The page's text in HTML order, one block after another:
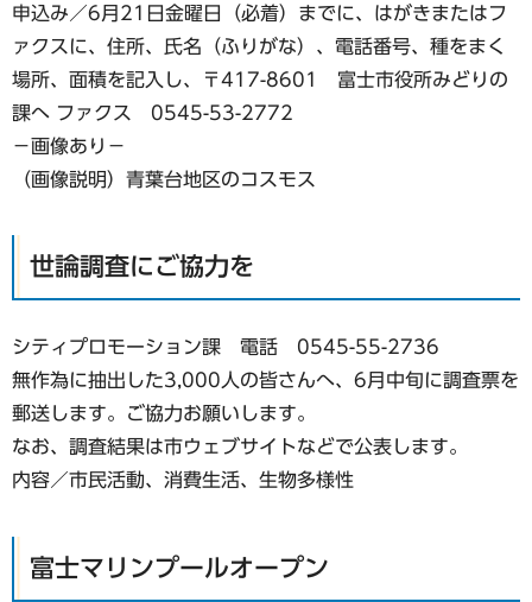
申込み／6月21日金曜日（必着）までに、はがきまたはフ
ァクスに、住所、氏名（ふりがな）、電話番号、種をまく
場所、面積を記入し、〒417-8601 富士市役所みどりの
課へ ファクス 0545-53-2772
−画像あり−
（画像説明）青葉台地区のコスモス
世論調査にご協力を
シティプロモーション課 電話 0545-55-2736
無作為に抽出した3,000人の皆さんへ、6月中旬に調査票を
郵送します。ご協力お願いします。
なお、調査結果は市ウェブサイトなどで公表します。
内容／市民活動、消費生活、生物多様性
富士マリンプールオープン